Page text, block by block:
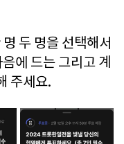
두 명을 선택해서
에 드는 그리고 계
주세요.